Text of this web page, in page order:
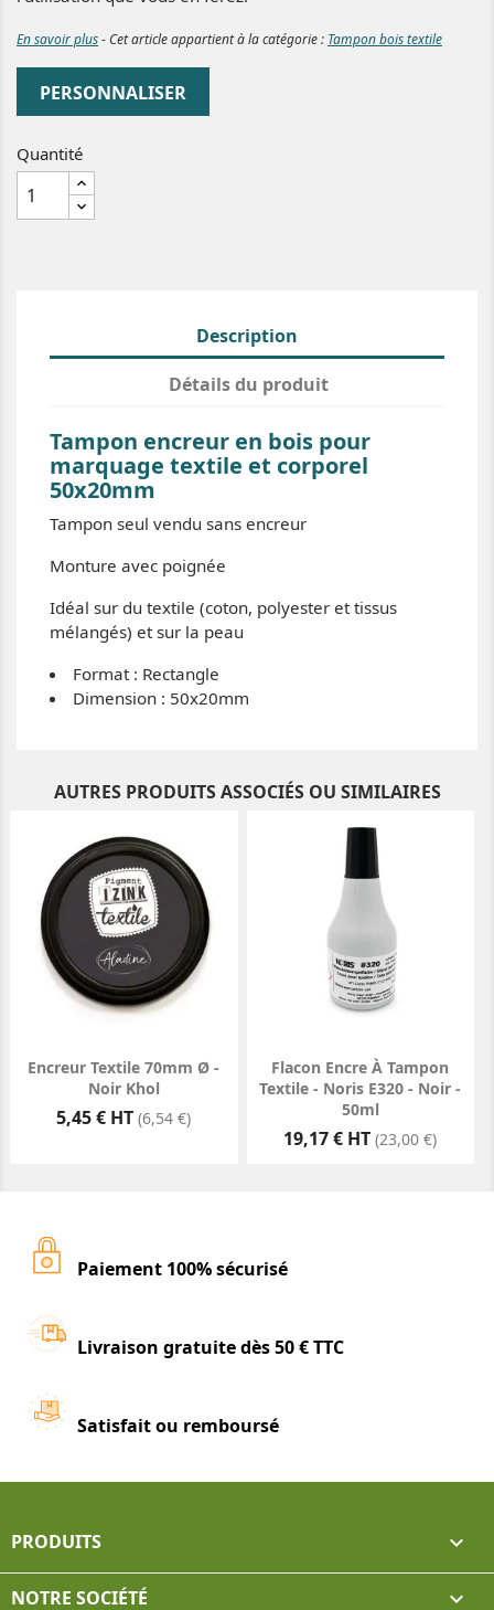
En savoir plus- Cet article appartient à la catégorie : Tampon bois textile
PERSONNALISER
Quantité
Description
Détails du produit
Tampon encreur en bois pour
marquage textile et corporel
50x20mm
Tampon seul vendu sans encreur
Monture avec poignée
Idéal sur du textile (coton, polyester et tissus
mélangés) et sur la peau
Format : Rectangle
Dimension : 50x20mm
AUTRES PRODUITS ASSOCIÉS OU SIMILAIRES
Encreur Textile 70mm Ø -
Noir Khol
Prix
5,45 € HT (6,54 €)
Flacon Encre À Tampon
Textile - Noris E320 - Noir -
50ml
Prix
19,17 € HT (23,00 €)
Paiement 100% sécurisé
Livraison gratuite dès 50 € TTC
Satisfait ou remboursé
PRODUITS 
NOTRE SOCIÉTÉ 